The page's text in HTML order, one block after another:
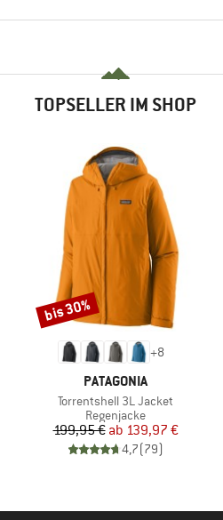
TOPSELLER IM SHOP
+8
MARKE
PATAGONIA
Artikel
Torrentshell 3L Jacket
Produktgruppe
Regenjacke
Preis
199,95 € reduzierter Preis
ab 139,97 €
4,7(79)
Rabatt
bis 30%